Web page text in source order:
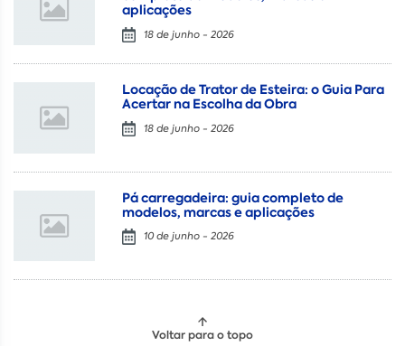
aplicações
18 de junho - 2026
Locação de Trator de Esteira: o Guia Para
Acertar na Escolha da Obra
18 de junho - 2026
Pá carregadeira: guia completo de
modelos, marcas e aplicações
10 de junho - 2026
Voltar para o topo